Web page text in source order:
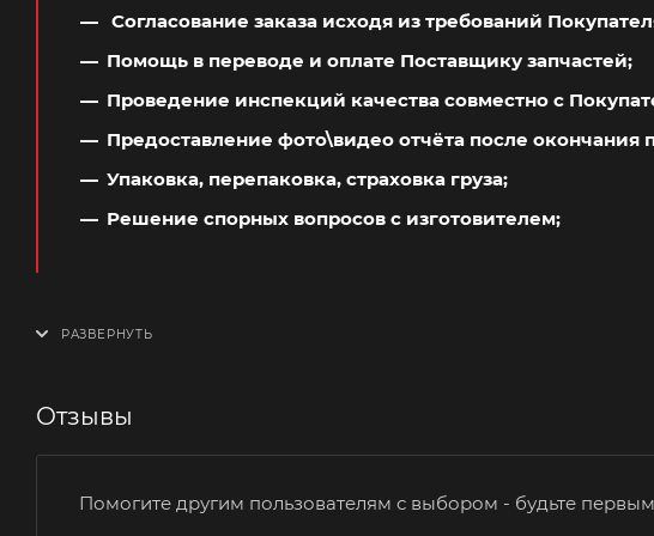
Согласование заказа исходя из требований
Помощь в переводе и оплате Поставщику запчастей;
Проведение инспекций качества совместно с
Предоставление фото\видео отчёта после окончания
Упаковка, перепаковка, страховка груза;
Решение спорных вопросов с изготовителем;
Отзывы
Помогите другим пользователям с выбором - будьте